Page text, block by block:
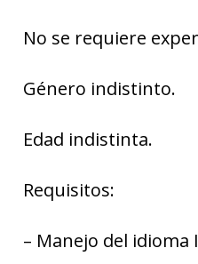
No se requiere
Género indistinto.
Edad indistinta.
Requisitos:
– Manejo del